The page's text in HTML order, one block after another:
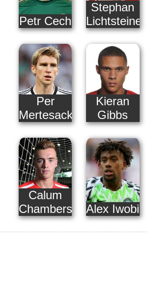
Petr Cech
Stephan
Lichtsteiner
Per
Mertesacker
Kieran
Gibbs
Calum
Chambers
Alex Iwobi